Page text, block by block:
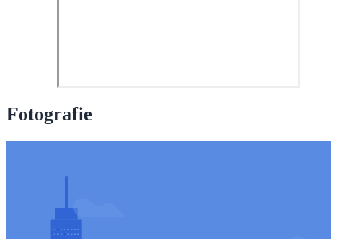
Fotografie